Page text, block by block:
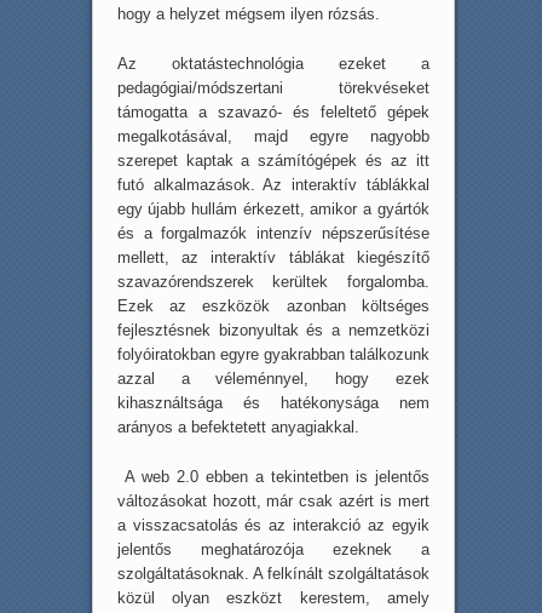
hogy a helyzet mégsem ilyen rózsás.
Az oktatástechnológia ezeket a
pedagógiai/módszertani törekvéseket
támogatta a szavazó- és feleltető gépek
megalkotásával, majd egyre nagyobb
szerepet kaptak a számítógépek és az itt
futó alkalmazások. Az interaktív táblákkal
egy újabb hullám érkezett, amikor a gyártók
és a forgalmazók intenzív népszerűsítése
mellett, az interaktív táblákat kiegészítő
szavazórendszerek kerültek forgalomba.
Ezek az eszközök azonban költséges
fejlesztésnek bizonyultak és a nemzetközi
folyóiratokban egyre gyakrabban találkozunk
azzal a véleménnyel, hogy ezek
kihasználtsága és hatékonysága nem
arányos a befektetett anyagiakkal.
A web 2.0 ebben a tekintetben is jelentős
változásokat hozott, már csak azért is mert
a visszacsatolás és az interakció az egyik
jelentős meghatározója ezeknek a
szolgáltatásoknak. A felkínált szolgáltatások
közül olyan eszközt kerestem, amely